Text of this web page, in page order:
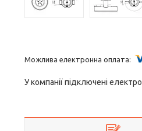
У компанії підключені